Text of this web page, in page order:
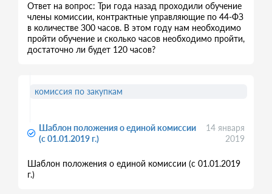
Ответ на вопрос: Три года назад проходили обучение
члены комиссии, контрактные управляющие по 44-ФЗ
в количестве 300 часов. В этом году нам необходимо
пройти обучение и сколько часов необходимо пройти,
достаточно ли будет 120 часов?
Шаблон положения о единой комиссии
(с 01.01.2019 г.)
14 января
2019
Шаблон положения о единой комиссии (с 01.01.2019
г.)
комиссия по закупкам